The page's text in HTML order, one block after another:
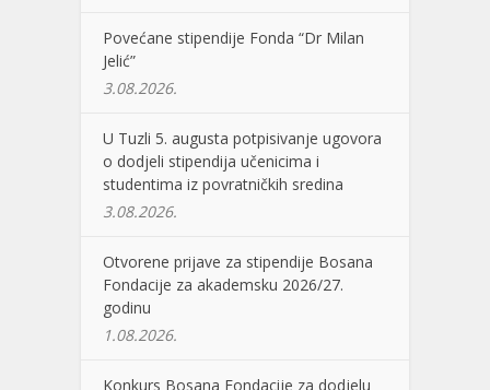
Povećane stipendije Fonda “Dr Milan
Jelić”
3.08.2026.
U Tuzli 5. augusta potpisivanje ugovora
o dodjeli stipendija učenicima i
studentima iz povratničkih sredina
3.08.2026.
Otvorene prijave za stipendije Bosana
Fondacije za akademsku 2026/27.
godinu
1.08.2026.
Konkurs Bosana Fondacije za dodjelu